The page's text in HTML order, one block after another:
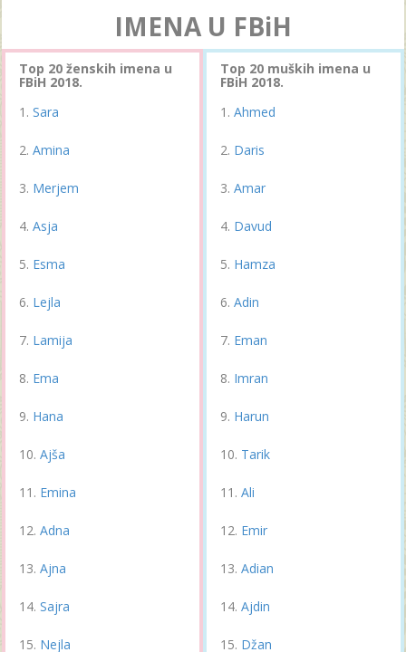
IMENA U FBiH
Top 20 ženskih imena u
FBiH 2018.
Sara
Amina
Merjem
Asja
Esma
Lejla
Lamija
Ema
Hana
Ajša
Emina
Adna
Ajna
Sajra
Nejla
Top 20 muških imena u
FBiH 2018.
Ahmed
Daris
Amar
Davud
Hamza
Adin
Eman
Imran
Harun
Tarik
Ali
Emir
Adian
Ajdin
Džan